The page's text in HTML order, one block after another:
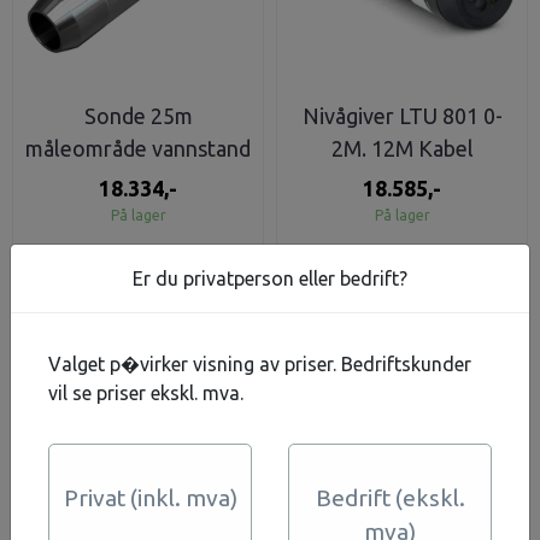
Sonde 25m
måleområde vannstand
0-5m 4-20mA - 25
meter kabellengd
18.334,-
På lager
Kjøp
Nivågiver LTU 801 0-
2M. 12M Kabel
18.585,-
På lager
Kjøp
Er du privatperson eller bedrift?
Valget p�virker visning av priser. Bedriftskunder
vil se priser ekskl. mva.
Privat (inkl. mva)
Bedrift (ekskl.
mva)